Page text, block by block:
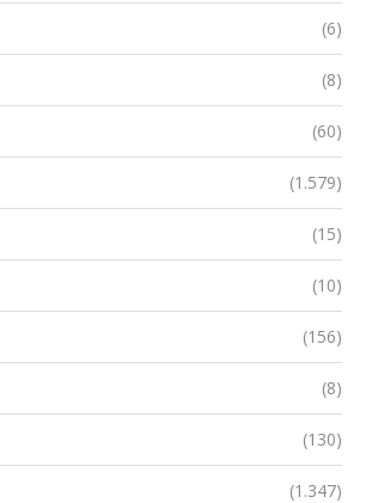
(6)
(8)
(60)
(1.579)
(15)
(10)
(156)
(8)
(130)
(1.347)